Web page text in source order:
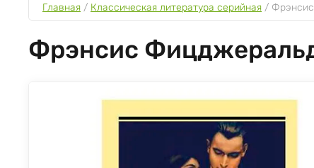
Главная / Классическая литература серийная /
Фрэнсис